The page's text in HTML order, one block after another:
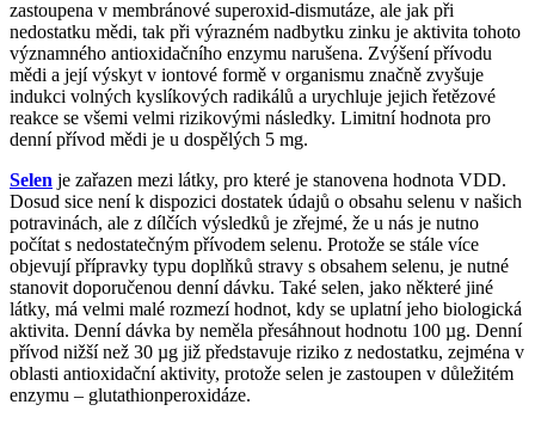
zastoupena v membránové superoxid-dismutáze, ale jak při
nedostatku mědi, tak při výrazném nadbytku zinku je aktivita tohoto
významného antioxidačního enzymu narušena. Zvýšení přívodu
mědi a její výskyt v iontové formě v organismu značně zvyšuje
indukci volných kyslíkových radikálů a urychluje jejich řetězové
reakce se všemi velmi rizikovými následky. Limitní hodnota pro
denní přívod mědi je u dospělých 5 mg.
Selen je zařazen mezi látky, pro které je stanovena hodnota VDD.
Dosud sice není k dispozici dostatek údajů o obsahu selenu v našich
potravinách, ale z dílčích výsledků je zřejmé, že u nás je nutno
počítat s nedostatečným přívodem selenu. Protože se stále více
objevují přípravky typu doplňků stravy s obsahem selenu, je nutné
stanovit doporučenou denní dávku. Také selen, jako některé jiné
látky, má velmi malé rozmezí hodnot, kdy se uplatní jeho biologická
aktivita. Denní dávka by neměla přesáhnout hodnotu 100 µg. Denní
přívod nižší než 30 µg již představuje riziko z nedostatku, zejména v
oblasti antioxidační aktivity, protože selen je zastoupen v důležitém
enzymu – glutathionperoxidáze.